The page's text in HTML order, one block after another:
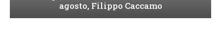
agosto, Filippo Caccamo